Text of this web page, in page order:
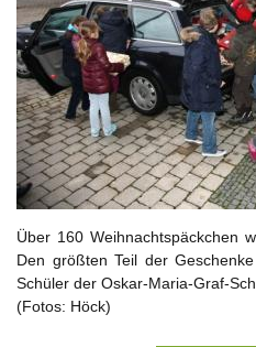
Über 160 Weihnachtspäckchen
Den größten Teil der
Schüler der Oskar-Maria-Graf-
(Fotos: Höck)